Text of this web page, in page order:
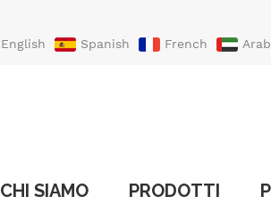
English Spanish French
CHI SIAMO PRODOTTI